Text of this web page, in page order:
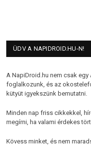
ÜDV A NAPIDROID.HU-N!
A NapiDroid.hu nem csak
foglalkozunk, és az
kütyüt igyekszünk bemutatni.
Minden nap friss cikkekkel,
megírni, ha valami érdekes
Kövess minket, és nem